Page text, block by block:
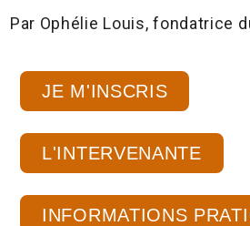
Par Ophélie Louis, fondatrice
JE M'INSCRIS
L'INTERVENANTE
INFORMATIONS